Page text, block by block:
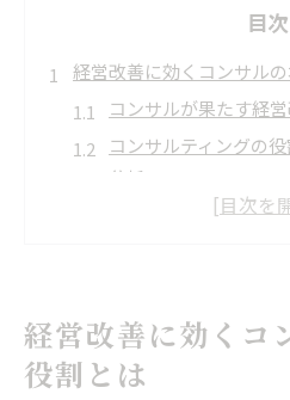
目次
経営改善に効くコンサル
コンサルが果たす経
コンサルティングの
分析
コンサルが導く事業
む理由
コンサルティングで
手法
経営改善に効くコ
役割とは